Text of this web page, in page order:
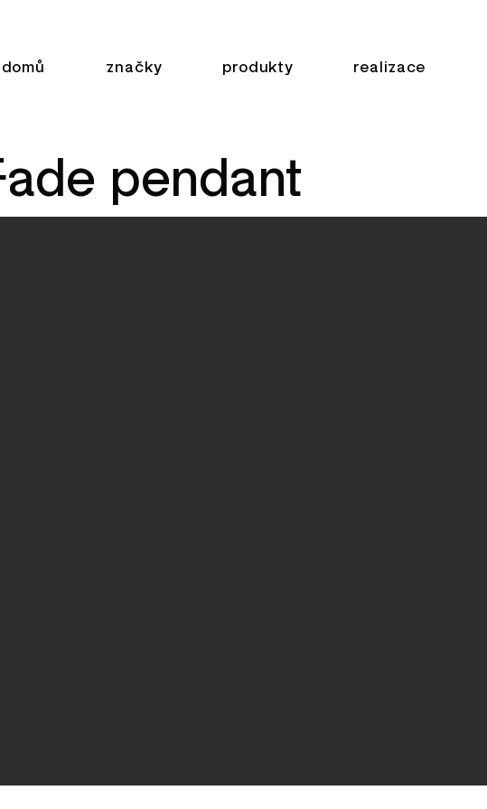
domů značky produkty realizace
pendant